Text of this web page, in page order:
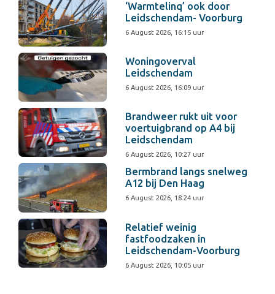
‘Warmtelinq’ ook door
Leidschendam- Voorburg
6 August 2026, 16:15 uur
Woningoverval
Leidschendam
6 August 2026, 16:09 uur
Brandweer rukt uit voor
voertuigbrand op A4 bij
Leidschendam
6 August 2026, 10:27 uur
Bermbrand langs snelweg
A12 bij Den Haag
6 August 2026, 18:24 uur
Relatief weinig
fastfoodzaken in
Leidschendam-Voorburg
6 August 2026, 10:05 uur